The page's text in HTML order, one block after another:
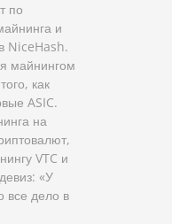
по
и
NiceHash.
майнингом
как
ASIC.
на
VTC и
«У
все дело в